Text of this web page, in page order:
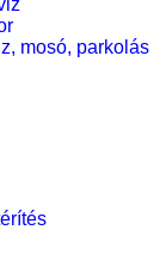
mosó, parkolás